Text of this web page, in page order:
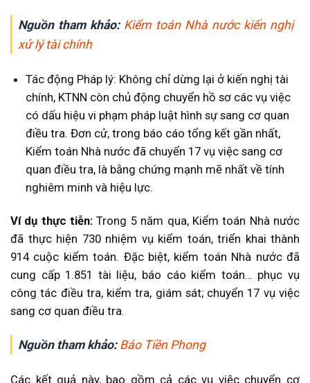
Nguồn tham khảo: Kiểm toán Nhà nước kiến nghị
xử lý tài chính
Tác động Pháp lý: Không chỉ dừng lại ở kiến nghị tài
chính, KTNN còn chủ động chuyển hồ sơ các vụ việc
có dấu hiệu vi phạm pháp luật hình sự sang cơ quan
điều tra. Đơn cử, trong báo cáo tổng kết gần nhất,
Kiểm toán Nhà nước đã chuyển 17 vụ việc sang cơ
quan điều tra, là bằng chứng mạnh mẽ nhất về tính
nghiêm minh và hiệu lực.
Ví dụ thực tiễn: Trong 5 năm qua, Kiểm toán Nhà nước
đã thực hiện 730 nhiệm vụ kiểm toán, triển khai thành
914 cuộc kiểm toán. Đặc biệt, kiểm toán Nhà nước đã
cung cấp 1.851 tài liệu, báo cáo kiểm toán… phục vụ
công tác điều tra, kiểm tra, giám sát; chuyển 17 vụ việc
sang cơ quan điều tra.
Nguồn tham khảo: Báo Tiền Phong
Các kết quả này, bao gồm cả các vụ việc chuyển cơ